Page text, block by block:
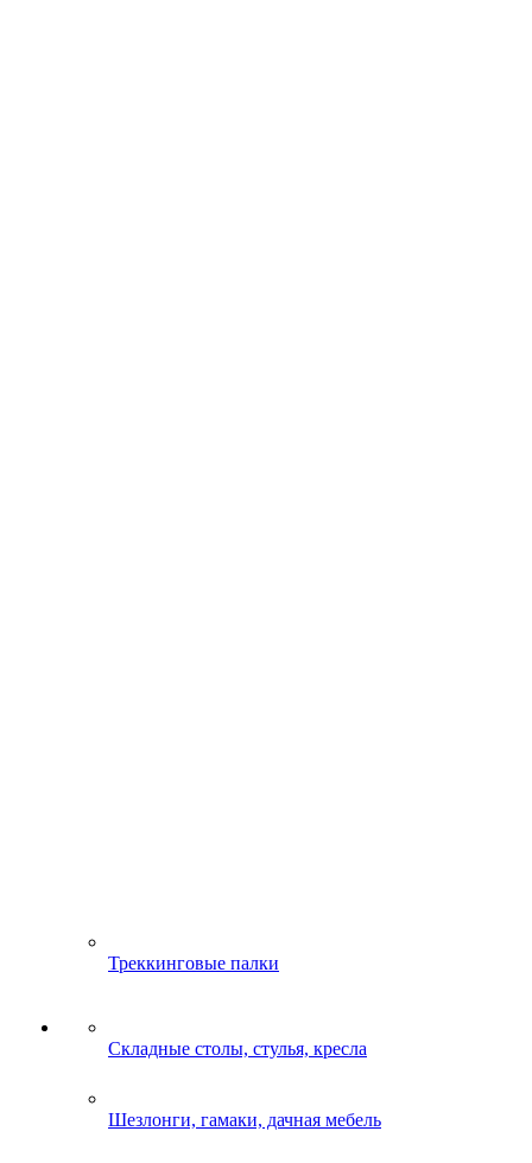
Треккинговые палки
Складные столы, стулья, кресла
Шезлонги, гамаки, дачная мебель